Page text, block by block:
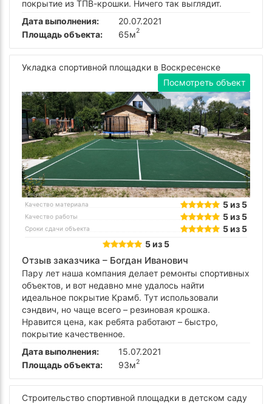
покрытие из ТПВ-крошки. Ничего так выглядит.
Дата выполнения:
20.07.2021
Площадь объекта:
65м2
Укладка спортивной площадки в Воскресенске
Посмотреть объект
Качество материала 5 из 5
Качество работы 5 из 5
Сроки сдачи объекта
5 из 5
5 из 5
Отзыв заказчика – Богдан Иванович
Пару лет наша компания делает ремонты спортивных
объектов, и вот недавно мне удалось найти
идеальное покрытие Крамб. Тут использовали
сэндвич, но чаще всего – резиновая крошка.
Нравится цена, как ребята работают – быстро,
покрытие качественное.
Дата выполнения:
15.07.2021
Площадь объекта:
93м2
Строительство спортивной площадки в детском саду